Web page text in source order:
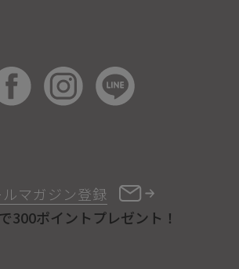
ルマガジン登録
300ポイントプレゼント！